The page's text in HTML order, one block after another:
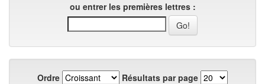
ou entrer les premières lettres :
Ordre Résultats par page